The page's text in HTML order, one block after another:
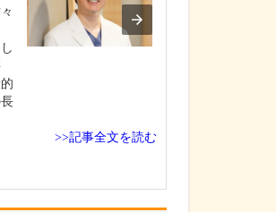
>>記事全文を読む